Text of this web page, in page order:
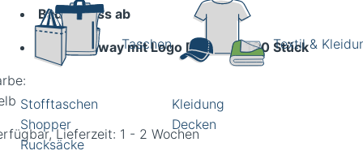
Taschen
Stofftaschen
Shopper
Rucksäcke
Textil &
Kleidung
Decken
Baut Stress ab
Als Giveaway mit Logo Druck ab 100 Stück
Lieferzeit: 1 - 2 Wochen